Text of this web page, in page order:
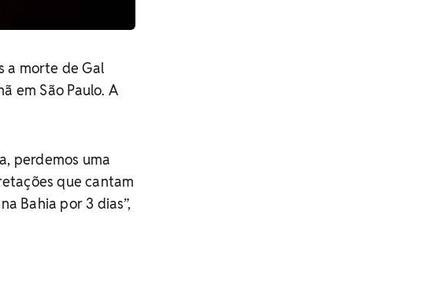
a morte de Gal
em São Paulo. A
perdemos uma
que cantam
Bahia por 3 dias”,